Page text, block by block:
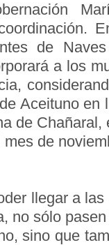
de
a los
Aceituno en
de Chañaral,
de
llegar a
no sólo
sino que